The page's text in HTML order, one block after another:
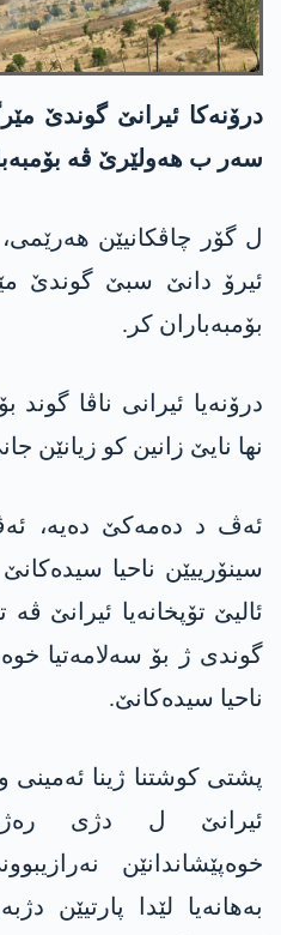
درۆنەکا ئیرانێ گوندێ
سەر ب ھەولێرێ ڤە
ل گۆر چاڤکانیێن هەرێمی،
ئیرۆ دانێ سبێ گوندێ
بۆمبەباران کر.
درۆنەیا ئیرانی ناڤا گوند
نھا نایێ زانین کو زیانێن
ئەڤ د دەمەکێ دەیە،
سینۆرییێن ناحیا
ئالیێ تۆپخانەیا ئیرانێ
گوندی ژ بۆ سەلامەتیا
ناحیا سیدەکانێ.
پشتی کوشتنا ژینا ئەمینی
ئیرانێ ل دژی
خوەپێشاندانێن
بەهانەیا لێدا پارتیێن